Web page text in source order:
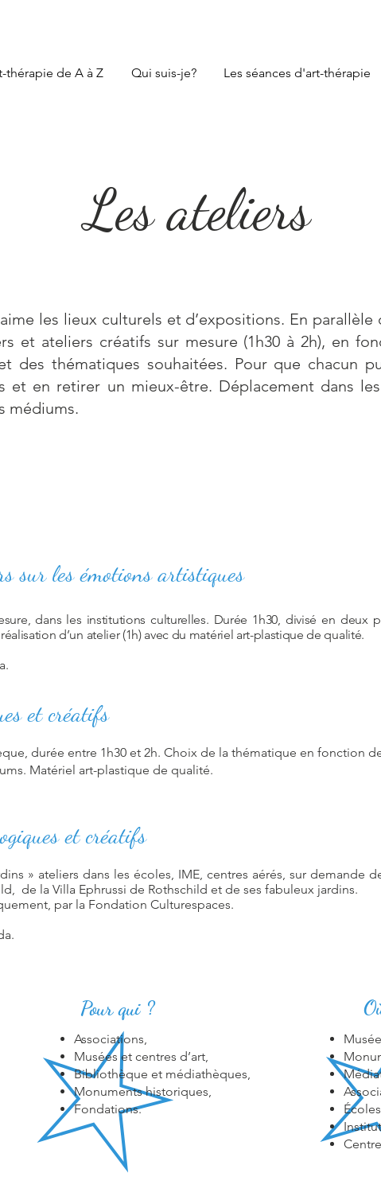
thérapie de A à Z Qui suis-je? Les séances d'art-thérapie
Les ateliers
les lieux culturels et d’expositions. En
et ateliers créatifs sur mesure (1h30 à 2h), en
des thématiques souhaitées. Pour que chacun
et en retirer un mieux-être. Déplacement dans
médiums.
sur les émotions artistiques
dans les institutions culturelles. Durée 1h30, divisé en deux
d’un atelier (1h) avec du matériel art-plastique de qualité.
et créatifs
durée entre 1h30 et 2h. Choix de la thématique en fonction
Matériel art-plastique de qualité.
et créatifs
» ateliers dans les écoles, IME, centres aérés, sur demande
de la Villa Ephrussi de Rothschild et de ses fabuleux jardins.
par la Fondation Culturespaces.
Pour qui ?
Associations,
Musées et centres d’art,
Bibliothèque et médiathèques,
Monuments historiques,
Fondations.